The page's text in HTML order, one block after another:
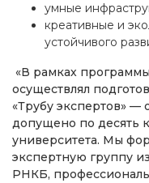
умные
креативные и
устойчивого
«В рамках
осуществлял
«Трубу экспертов» —
допущено по десять
университета. Мы
экспертную группу
РНКБ,